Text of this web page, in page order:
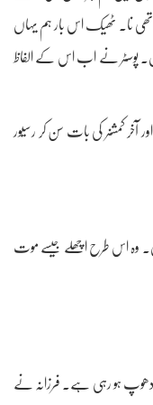
تھی نا۔ ٹھیک اس بار ہم یہاں
پوسٹر نے اب اس کے الفاظ
کمشنر کی بات سن کر رسیور
وہ اس طرح اچھلے جیسے موت
دھوپ ہو رہی ہے۔ فرزانہ نے